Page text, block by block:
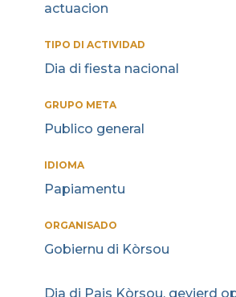
actuacion
TIPO DI ACTIVIDAD
Dia di fiesta nacional
GRUPO META
Publico general
IDIOMA
Papiamentu
ORGANISADO
Gobiernu di Kòrsou
Dia di Pais Kòrsou, gevierd